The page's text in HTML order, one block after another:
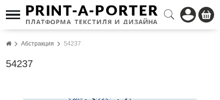
Абстракция 54237
54237